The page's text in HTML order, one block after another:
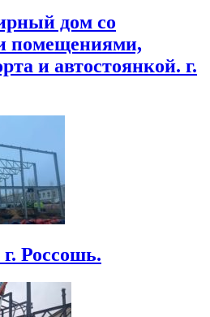
дом со
помещениями,
и автостоянкой. г.
Россошь.